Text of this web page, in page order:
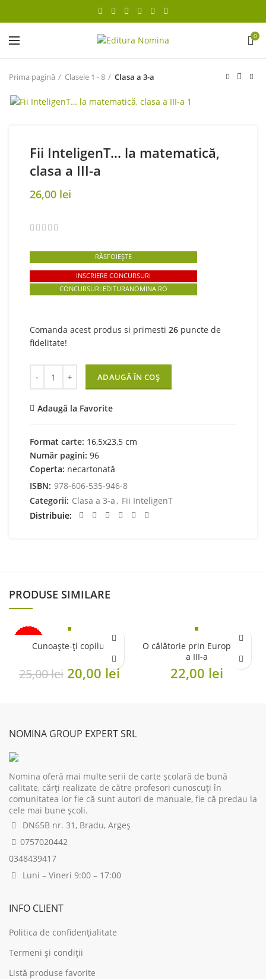
0
Prima pagină Clasele 1 - 8 Clasa a 3-a
Fii InteligenT… la matematică,
clasa a III-a
26,00 lei
RĂSFOIEȘTE
INSCRIERE CONCURSURI
CONCURSURI.EDITURANOMINA.RO
Comanda acest produs si primesti 26 puncte de
fidelitate!
Cantitate Fii InteligenT… la matematică, clasa a III-a
ADAUGĂ ÎN COȘ
Adaugă la Favorite
Format carte: 16,5x23,5 cm
Număr pagini: 96
Coperta: necartonată
ISBN: 978-606-535-946-8
Categorii: Clasa a 3-a , Fii InteligenT
Distribuie
PRODUSE SIMILARE
-20%Cunoaște-ți copilul
25,00lei Original
20,00 lei
O călătorie prin Europa cls.
a III-a
22,00 lei
NOMINA GROUP EXPERT SRL
Nomina oferă mai multe serii de carte școlară de bună
calitate, cărți realizate de către profesori cunoscuți în
comunitatea lor fie că sunt autori de manuale, fie că predau la
cele mai bune școli.
DN65B nr. 31, Bradu, Argeș
0757020442
0348439417
Luni – Vineri 9:00 – 17:00
INFO CLIENT
Politica de confidențialitate
Termeni și condiții
Listă produse favorite